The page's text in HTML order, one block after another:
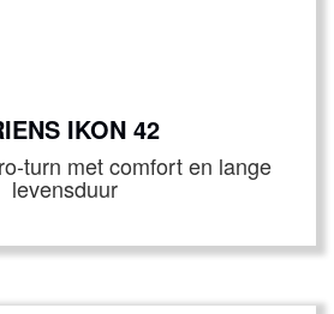
IKON 42
turn met comfort en lange
levensduur